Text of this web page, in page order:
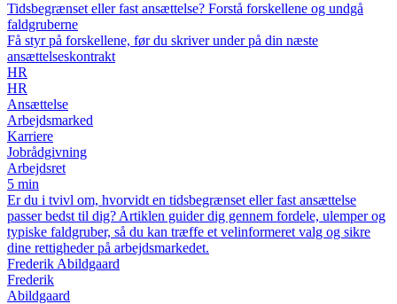
Tidsbegrænset eller fast ansættelse? Forstå forskellene og undgå
faldgruberne
Få styr på forskellene, før du skriver under på din næste
ansættelseskontrakt
HR
HR
Ansættelse
Arbejdsmarked
Karriere
Jobrådgivning
Arbejdsret
5 min
Er du i tvivl om, hvorvidt en tidsbegrænset eller fast ansættelse
passer bedst til dig? Artiklen guider dig gennem fordele, ulemper og
typiske faldgruber, så du kan træffe et velinformeret valg og sikre
dine rettigheder på arbejdsmarkedet.
Frederik Abildgaard
Frederik
Abildgaard